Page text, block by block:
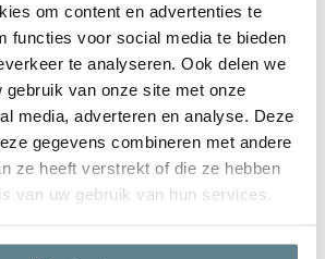
om content en advertenties te
functies voor social media te bieden
te analyseren. Ook delen we
gebruik van onze site met onze
media, adverteren en analyse. Deze
gegevens combineren met andere
ze heeft verstrekt of die ze hebben
van uw gebruik van hun services.
voor je klaar
je een vraag? Neem contact op met ons